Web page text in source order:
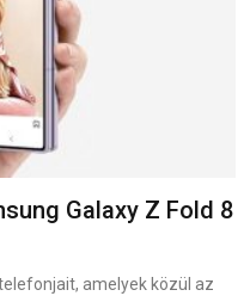
Galaxy Z Fold 8
amelyek közül az